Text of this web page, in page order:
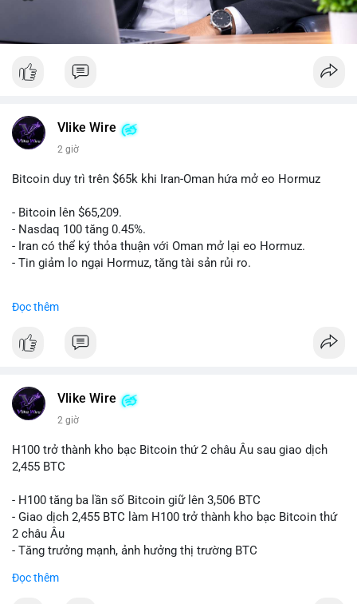
Vlike Wire
2 giờ
Bitcoin duy trì trên $65k khi Iran-Oman hứa mở eo Hormuz
- Bitcoin lên $65,209.
- Nasdaq 100 tăng 0.45%.
- Iran có thể ký thỏa thuận với Oman mở lại eo Hormuz.
- Tin giảm lo ngại Hormuz, tăng tài sản rủi ro.
📰 Nguồn: CoinDesk
Đọc thêm
Vlike Wire
2 giờ
H100 trở thành kho bạc Bitcoin thứ 2 châu Âu sau giao dịch
2,455 BTC
- H100 tăng ba lần số Bitcoin giữ lên 3,506 BTC
- Giao dịch 2,455 BTC làm H100 trở thành kho bạc Bitcoin thứ
2 châu Âu
- Tăng trưởng mạnh, ảnh hưởng thị trường BTC
#binancesquare
Đọc thêm